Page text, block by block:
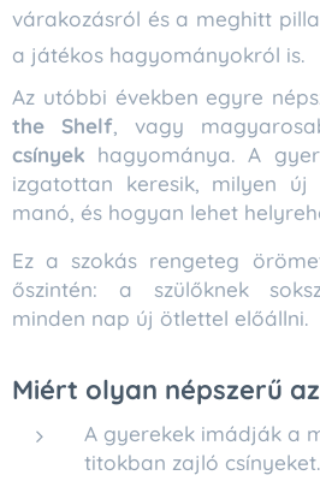
várakozásról és a meghitt
a játékos hagyományokról is.
Az utóbbi években egyre
the Shelf, vagy
csínyek hagyománya. A
izgatottan keresik, milyen
manó, és hogyan lehet
Ez a szokás rengeteg
őszintén: a szülőknek
minden nap új ötlettel előállni.
Miért olyan népszerű
A gyerekek imádják a
titokban zajló csínyeket.